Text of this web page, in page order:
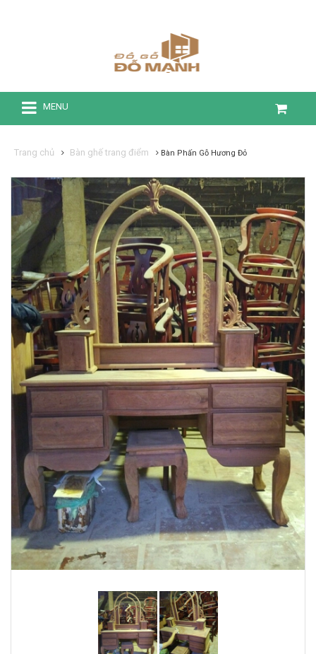
MENU
Trang chủ Bàn ghế trang điểm Bàn Phấn Gỗ Hương Đỏ